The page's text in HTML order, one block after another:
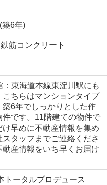
築6年)
筋コンクリート
東海道本線東淀川駅にも
こちらはマンションタイプ
築6年でしっかりとした作
件です。11階建ての物件で
早めに不動産情報を集め
タッフまでご連絡くださ
動産情報をいち早くお届け
トータルプロデュース